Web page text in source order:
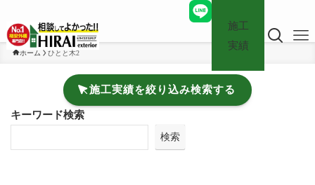
施工
実績
ホーム ひとと木2
施工実績を絞り込み検索する
キーワード検索
検索